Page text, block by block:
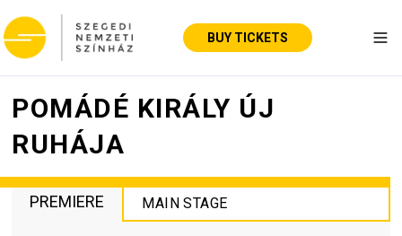
BUY TICKETS
POMÁDÉ KIRÁLY ÚJ
RUHÁJA
PREMIERE MAIN STAGE